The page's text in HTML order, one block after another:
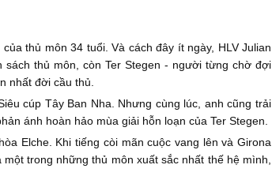
thủ môn 34 tuổi. Và cách đây ít ngày, HLV Julian
thủ môn, còn Ter Stegen - người từng chờ đợi
nhất đời cầu thủ.
cúp Tây Ban Nha. Nhưng cùng lúc, anh cũng trải
ánh hoàn hảo mùa giải hỗn loạn của Ter Stegen.
Elche. Khi tiếng còi mãn cuộc vang lên và Girona
trong những thủ môn xuất sắc nhất thế hệ mình,